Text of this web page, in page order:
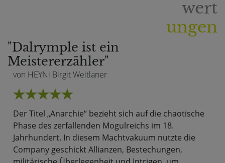
wert
ungen
"Dalrymple ist ein
Meistererzähler"
von HEYNi Birgit Weitlaner
Der Titel „Anarchie“ bezieht sich auf die chaotische
Phase des zerfallenden Mogulreichs im 18.
Jahrhundert. In diesem Machtvakuum nutzte die
Company geschickt Allianzen, Bestechungen,